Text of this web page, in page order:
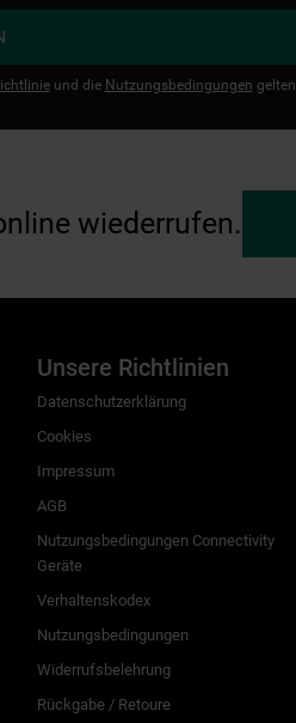
und die Nutzungsbedingungen gelten.
wiederrufen.
Unsere Richtlinien
Datenschutzerklärung
Cookies
Impressum
AGB
Nutzungsbedingungen Connectivity
Geräte
Verhaltenskodex
Nutzungsbedingungen
Widerrufsbelehrung
Rückgabe / Retoure